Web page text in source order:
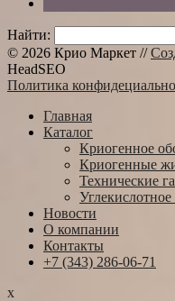
Найти:
© 2026 Крио Маркет //
HeadSEO
Политика
Главная
Каталог
Криогенное
Криогенные
Технические
Новости
О компании
Контакты
+7 (343) 286-06-71
x